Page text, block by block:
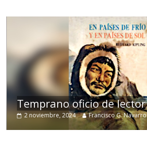
Temprano oficio de lector
2 noviembre, 2024 Francisco G. Navarro